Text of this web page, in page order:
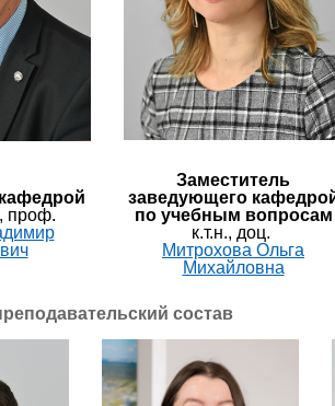
проф.
​Заместитель
заведующего
по учебным вопросам
​к.т.н., доц.
Митрохова Ольга
Михайловна
состав